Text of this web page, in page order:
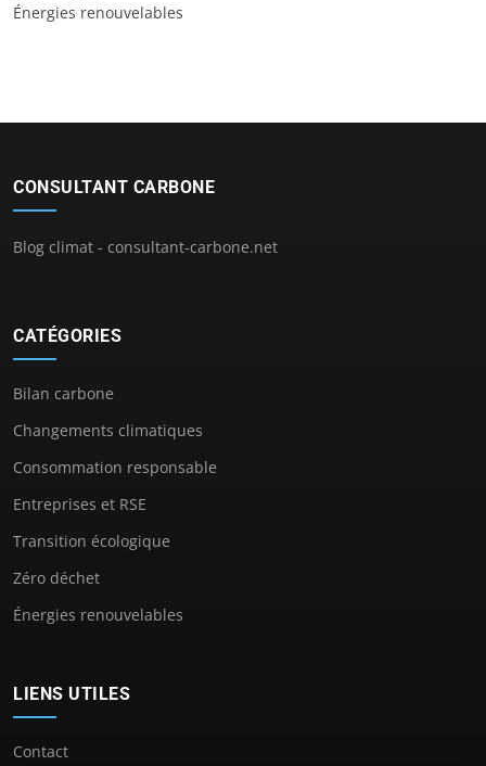
Énergies renouvelables
CONSULTANT CARBONE
Blog climat - consultant-carbone.net
CATÉGORIES
Bilan carbone
Changements climatiques
Consommation responsable
Entreprises et RSE
Transition écologique
Zéro déchet
Énergies renouvelables
LIENS UTILES
Contact